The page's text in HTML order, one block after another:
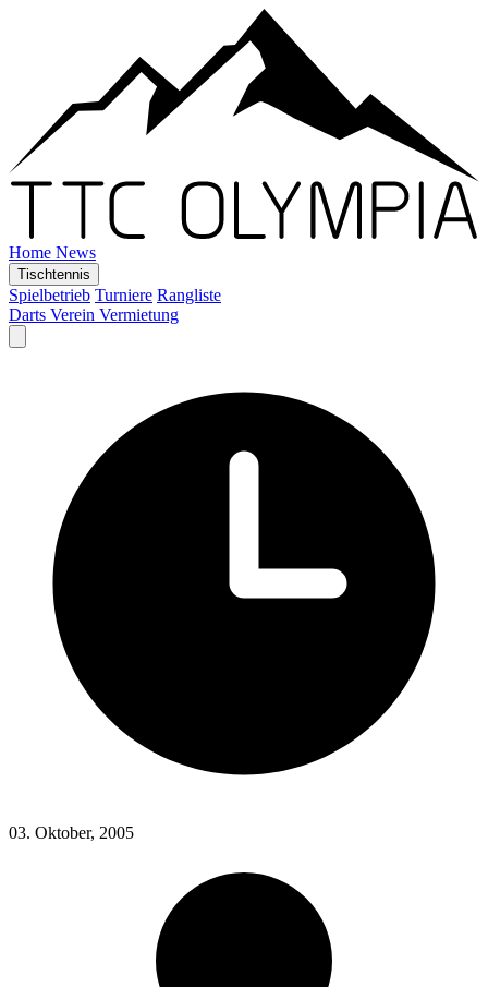
Home News
Tischtennis
Spielbetrieb Turniere Rangliste
Darts Verein Vermietung
03. Oktober, 2005